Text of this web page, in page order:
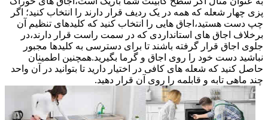
پزی چهار شعله که همه در یک ردیف قرار دارند را انتخاب کنید؛ اگر
چپ دست هستید،اجاق هایی را انتخاب کنید که کلیدهای تنظیم آن
برخلاف اجاق های استانداردی که در سمت راست قرار دارند،در
جلوی اجاق قرار گرفته باشند تا برای دسترسی به کلیدها مجبور
نباشید دست خود را روی اجاق و گرما بگیرید.همچنین اطمینان
حاصل کنید که شعله های کافی در اختیار دارید تا بتوانید در آن واحد
چند ماهی تابه و قابلمه را روی آن قرار دهید.